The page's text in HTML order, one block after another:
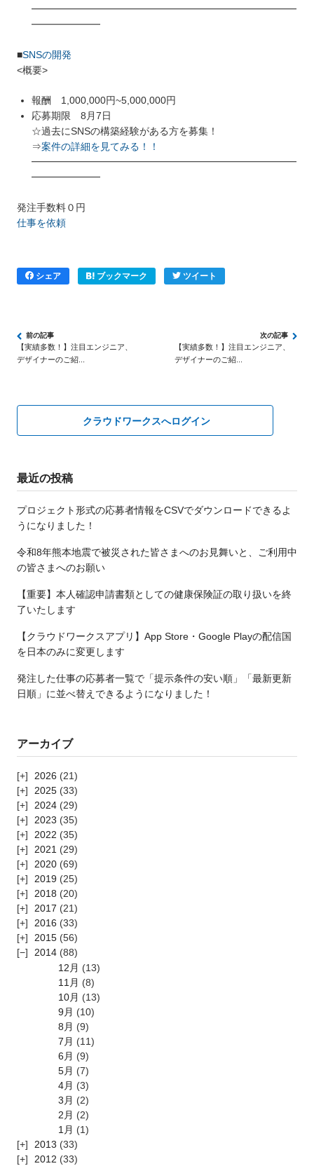
━━━━━━━━━━━━━━━━━━━━━━━━━━━
━━━━━━━
■SNSの開発
<概要>
報酬 1,000,000円~5,000,000円
応募期限 8月7日
☆過去にSNSの構築経験がある方を募集！
⇒案件の詳細を見てみる！！
━━━━━━━━━━━━━━━━━━━━━━━━━━━
━━━━━━━
発注手数料０円
仕事を依頼
シェア ブックマーク ツイート
【実績多数！】注目エンジニア、
デザイナーのご紹...
【実績多数！】注目エンジニア、
デザイナーのご紹...
クラウドワークスへログイン
最近の投稿
プロジェクト形式の応募者情報をCSVでダウンロードできるよ
うになりました！
令和8年熊本地震で被災された皆さまへのお見舞いと、ご利用中
の皆さまへのお願い
【重要】本人確認申請書類としての健康保険証の取り扱いを終
了いたします
【クラウドワークスアプリ】App Store・Google Playの配信国
を日本のみに変更します
発注した仕事の応募者一覧で「提示条件の安い順」「最新更新
日順」に並べ替えできるようになりました！
アーカイブ
2026 (21)
2025 (33)
2024 (29)
2023 (35)
2022 (35)
2021 (29)
2020 (69)
2019 (25)
2018 (20)
2017 (21)
2016 (33)
2015 (56)
2014 (88)
12月 (13)
11月 (8)
10月 (13)
9月 (10)
8月 (9)
7月 (11)
6月 (9)
5月 (7)
4月 (3)
3月 (2)
2月 (2)
1月 (1)
2013 (33)
2012 (33)